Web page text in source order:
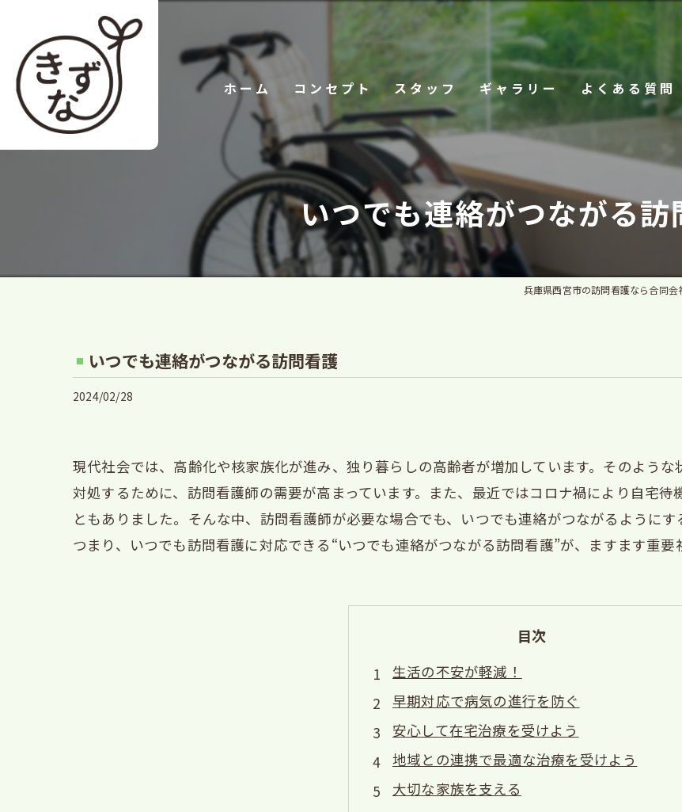
ホーム コンセプト スタッフ ギャラリー よくある質問
いつでも連絡がつながる訪
兵庫県西宮市の訪問看護なら合同会
いつでも連絡がつながる訪問看護
2024/02/28
現代社会では、高齢化や核家族化が進み、独り暮らしの高齢者が増加しています。そのよう
対処するために、訪問看護師の需要が高まっています。また、最近ではコロナ禍により自宅
ともありました。そんな中、訪問看護師が必要な場合でも、いつでも連絡がつながるようにす
つまり、いつでも訪問看護に対応できる“いつでも連絡がつながる訪問看護”が、ますます重要
目次
生活の不安が軽減！
早期対応で病気の進行を防ぐ
安心して在宅治療を受けよう
地域との連携で最適な治療を受けよう
大切な家族を支える